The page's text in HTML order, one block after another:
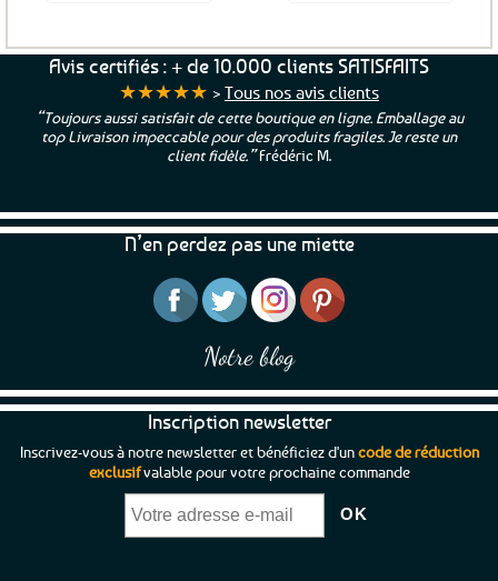
a
variations.
choisies
Avis certifiés : + de 10.000 clients SATISFAITS
★★★★★ > Tous nos avis clients
“Toujours aussi satisfait de cette boutique en ligne. Emballage au
top Livraison impeccable pour des produits fragiles. Je reste un
client fidèle.”Frédéric M.
N’en perdez pas une miette
Notre blog
Inscription newsletter
Inscrivez-vous à notre newsletter et bénéficiez d'uncode de réduction
exclusifvalable pour votre prochaine commande